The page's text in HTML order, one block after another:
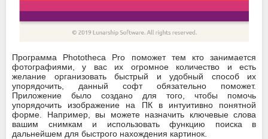
Программа Phototheca Pro поможет тем кто занимается
фотографиями, у вас их огромное количество и есть
желание организовать быстрый и удобный способ их
упорядочить, данный софт обязательно поможет.
Приложение было создано для того, чтобы помочь
упорядочить изображение на ПК в интуитивно понятной
форме. Например, вы можете назначить ключевые слова
вашим снимкам и использовать функцию поиска в
дальнейшем для быстрого нахождения картинок.